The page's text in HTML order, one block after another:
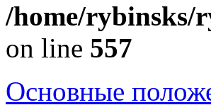
/home/rybinsks/
on line 557
Основные